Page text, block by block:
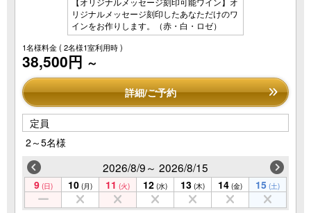
リジナルメッセージ刻印したあなただけのワ
インをお作りします。（赤・白・ロゼ）
1名様料金( 2名様1室利用時 )
38,500円 ～
詳細/ご予約
定員
2～5名様
2026/8/9～ 2026/8/15
9 (日) 10 (月) 11 (火) 12 (水) 13 (木) 14 (金) 15 (土)